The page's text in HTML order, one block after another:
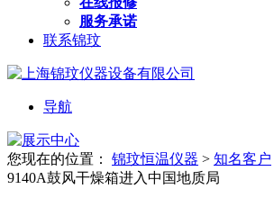
服务承诺
联系锦玟
导航
您现在的位置： 锦玟恒温仪器 > 知名客户
9140A鼓风干燥箱进入中国地质局